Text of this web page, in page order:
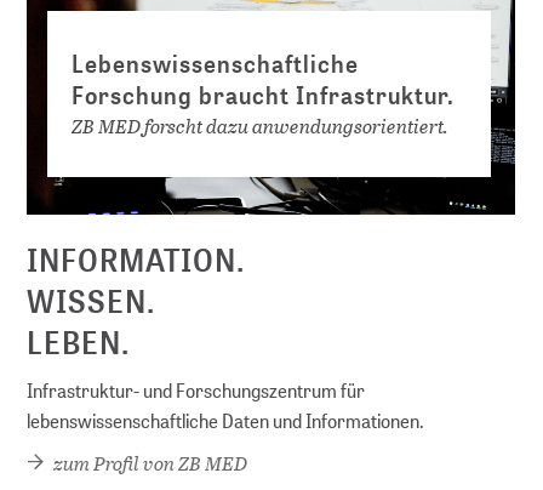
Lebenswissenschaftliche
Forschung braucht Infrastruktur.
ZB MED forscht dazu anwendungsorientiert.
INFORMATION.
WISSEN.
LEBEN.
Infrastruktur- und Forschungszentrum für
lebenswissenschaftliche Daten und Informationen.
zum Profil von ZB MED